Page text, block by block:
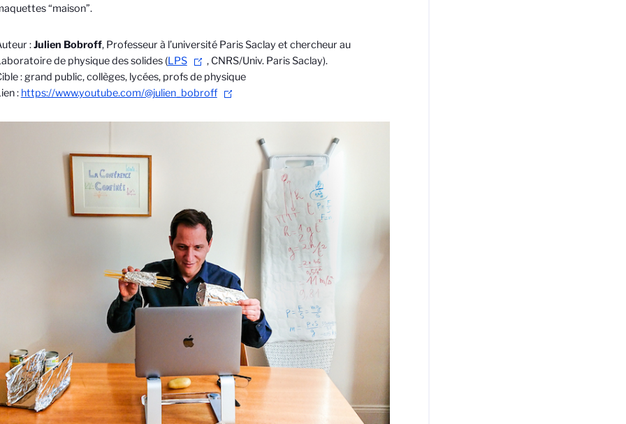
“maison”.
:Julien Bobroff, Professeur à l’université Paris Saclay et chercheur au
de physique des solides (LPS
, CNRS/Univ. Paris Saclay).
: grand public, collèges, lycées, profs de physique
: https://www.youtube.com/@julien_bobroff